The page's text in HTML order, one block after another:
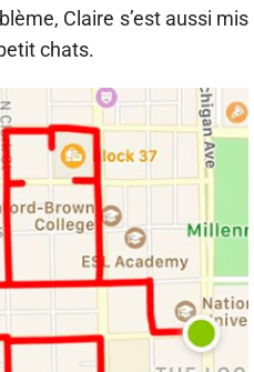
Claire s’est aussi mis
chats.